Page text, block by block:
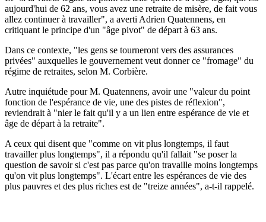
aujourd'hui de 62 ans, vous avez une retraite de misère, de fait vous
allez continuer à travailler", a averti Adrien Quatennens, en
critiquant le principe d'un "âge pivot" de départ à 63 ans.
Dans ce contexte, "les gens se tourneront vers des assurances
privées" auxquelles le gouvernement veut donner ce "fromage" du
régime de retraites, selon M. Corbière.
Autre inquiétude pour M. Quatennens, avoir une "valeur du point
fonction de l'espérance de vie, une des pistes de réflexion",
reviendrait à "nier le fait qu'il y a un lien entre espérance de vie et
âge de départ à la retraite".
A ceux qui disent que "comme on vit plus longtemps, il faut
travailler plus longtemps", il a répondu qu'il fallait "se poser la
question de savoir si c'est pas parce qu'on travaille moins longtemps
qu'on vit plus longtemps". L'écart entre les espérances de vie des
plus pauvres et des plus riches est de "treize années", a-t-il rappelé.